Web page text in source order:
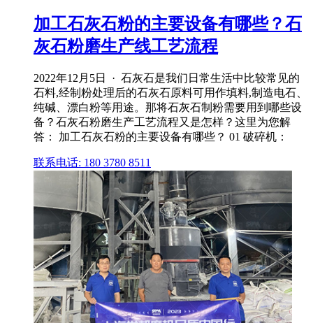
加工石灰石粉的主要设备有哪些？石
灰石粉磨生产线工艺流程
2022年12月5日 · 石灰石是我们日常生活中比较常见的
石料,经制粉处理后的石灰石原料可用作填料,制造电石、
纯碱、漂白粉等用途。那将石灰石制粉需要用到哪些设
备？石灰石粉磨生产工艺流程又是怎样？这里为您解
答： 加工石灰石粉的主要设备有哪些？ 01 破碎机：
联系电话: 180 3780 8511